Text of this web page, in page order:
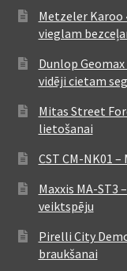
Metzeler Karoo
vieglam
Dunlop
vidēji cietam
Mitas Street
lietošanai
CST CM-NK01
Maxxis MA-
veiktspēju
Pirelli City
braukšanai